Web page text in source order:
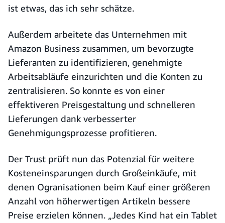
ist etwas, das ich sehr schätze.
Außerdem arbeitete das Unternehmen mit
Amazon Business zusammen, um bevorzugte
Lieferanten zu identifizieren, genehmigte
Arbeitsabläufe einzurichten und die Konten zu
zentralisieren. So konnte es von einer
effektiveren Preisgestaltung und schnelleren
Lieferungen dank verbesserter
Genehmigungsprozesse profitieren.
Der Trust prüft nun das Potenzial für weitere
Kosteneinsparungen durch Großeinkäufe, mit
denen Ogranisationen beim Kauf einer größeren
Anzahl von höherwertigen Artikeln bessere
Preise erzielen können. „Jedes Kind hat ein Tablet